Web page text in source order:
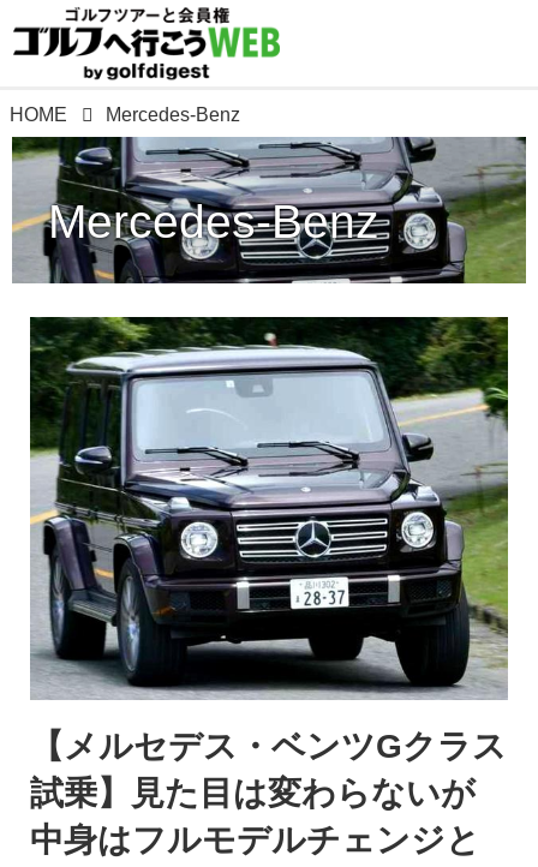
HOME Mercedes-Benz
Mercedes-Benz
【メルセデス・ベンツGクラス
試乗】見た目は変わらないが
中身はフルモデルチェンジと